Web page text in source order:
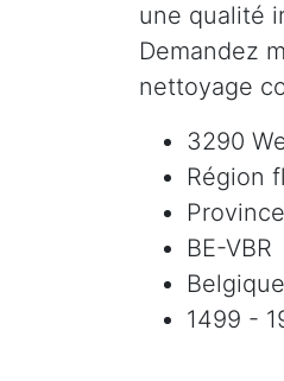
une qualité
Demandez
nettoyage
3290
Région
BE-VBR
Belgique
1499 -